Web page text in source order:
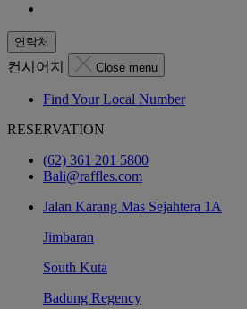
연락처
컨시어지 Close menu
Find Your Local Number
RESERVATION
(62) 361 201 5800
Bali@raffles.com
Jalan Karang Mas Sejahtera 1A
Jimbaran
South Kuta
Badung Regency